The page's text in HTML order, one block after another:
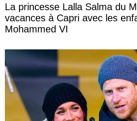
La princesse Lalla Salma du
vacances à Capri avec les
Mohammed VI